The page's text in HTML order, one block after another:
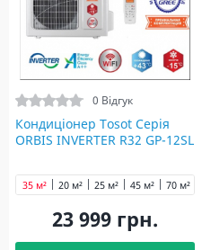
0 Відгук
Кондиціонер Tosot Серія
ORBIS INVERTER R32 GP-12SL
20 м² 25 м²
35 м² 45 м² 70 м²
23 999 грн.